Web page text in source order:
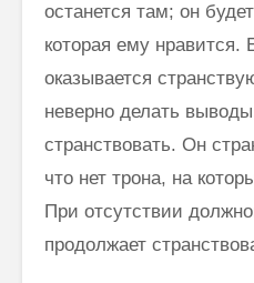
останется там; он
которая ему нравится.
оказывается
неверно делать
странствовать. Он
что нет трона, на
При отсутствии
продолжает